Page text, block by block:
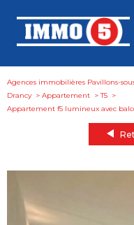
Agences immobilières Pavillons-
Drancy
Appartement
T5
appartement f5 lumineux avec